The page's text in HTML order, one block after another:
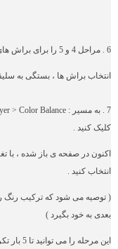
6 . مراحل 4 و 5 را برای براش های متفاوت تکرار کنید ، تا زمانی که کار شما از پیچیدگیه مناسبی برخوردار شود .
انتخاب براش ها ، بستگی به
7 . به مسیر : > Color Balance
کلیک کنید .
اکنون در صفحه ی باز شده ، با
انتخاب کنید .
( توصیه می شود که ترکیب رنگ
بعدی به خود بگیرد )
این